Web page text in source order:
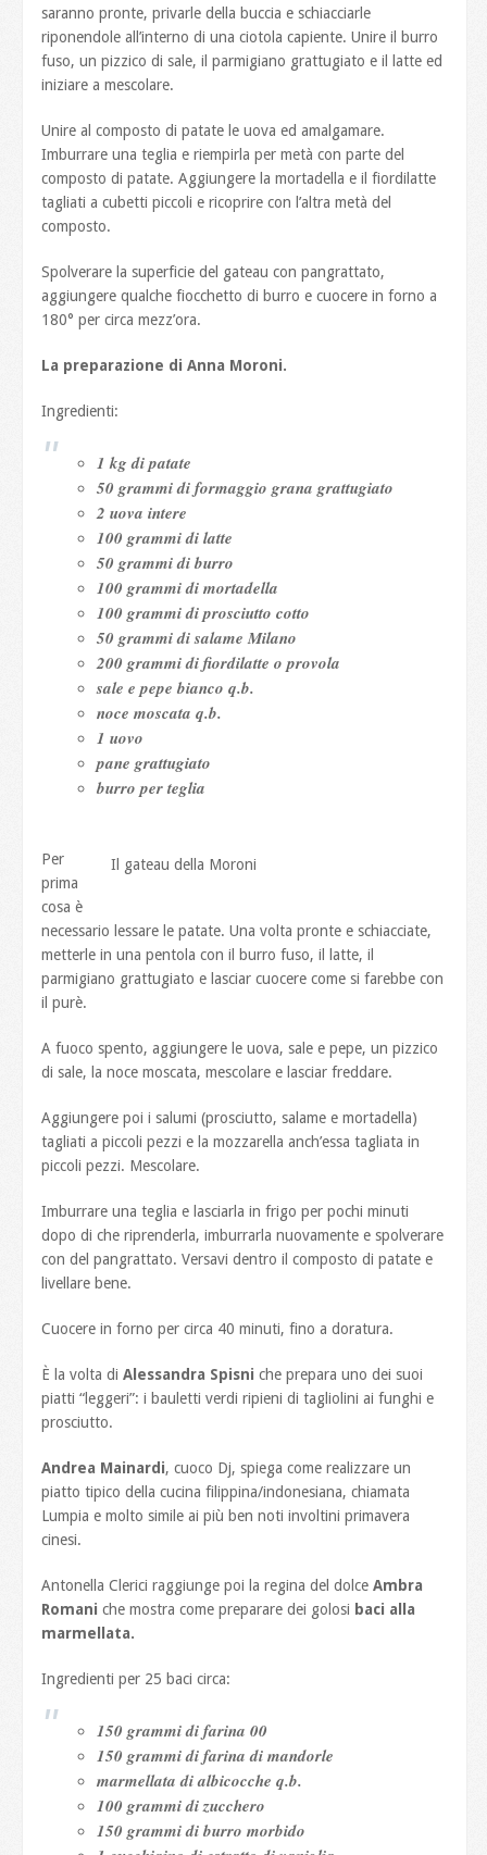
saranno pronte, privarle della buccia e schiacciarle
riponendole all’interno di una ciotola capiente. Unire il burro
fuso, un pizzico di sale, il parmigiano grattugiato e il latte ed
iniziare a mescolare.
Unire al composto di patate le uova ed amalgamare.
Imburrare una teglia e riempirla per metà con parte del
composto di patate. Aggiungere la mortadella e il fiordilatte
tagliati a cubetti piccoli e ricoprire con l’altra metà del
composto.
Spolverare la superficie del gateau con pangrattato,
aggiungere qualche fiocchetto di burro e cuocere in forno a
180° per circa mezz’ora.
La preparazione di Anna Moroni.
Ingredienti:
1 kg di patate
50 grammi di formaggio grana grattugiato
2 uova intere
100 grammi di latte
50 grammi di burro
100 grammi di mortadella
100 grammi di prosciutto cotto
50 grammi di salame Milano
200 grammi di fiordilatte o provola
sale e pepe bianco q.b.
noce moscata q.b.
1 uovo
pane grattugiato
burro per teglia
Il gateau della Moroni
Per
prima
cosa è
necessario lessare le patate. Una volta pronte e schiacciate,
metterle in una pentola con il burro fuso, il latte, il
parmigiano grattugiato e lasciar cuocere come si farebbe con
il purè.
A fuoco spento, aggiungere le uova, sale e pepe, un pizzico
di sale, la noce moscata, mescolare e lasciar freddare.
Aggiungere poi i salumi (prosciutto, salame e mortadella)
tagliati a piccoli pezzi e la mozzarella anch’essa tagliata in
piccoli pezzi. Mescolare.
Imburrare una teglia e lasciarla in frigo per pochi minuti
dopo di che riprenderla, imburrarla nuovamente e spolverare
con del pangrattato. Versavi dentro il composto di patate e
livellare bene.
Cuocere in forno per circa 40 minuti, fino a doratura.
È la volta diAlessandra Spisni che prepara uno dei suoi
piatti “leggeri”: i bauletti verdi ripieni di tagliolini ai funghi e
prosciutto.
Andrea Mainardi, cuoco Dj, spiega come realizzare un
piatto tipico della cucina filippina/indonesiana, chiamata
Lumpia e molto simile ai più ben noti involtini primavera
cinesi.
Antonella Clerici raggiunge poi la regina del dolceAmbra
Romani che mostra come preparare dei golosi baci alla
marmellata.
Ingredienti per 25 baci circa:
150 grammi di farina 00
150 grammi di farina di mandorle
marmellata di albicocche q.b.
100 grammi di zucchero
150 grammi di burro morbido